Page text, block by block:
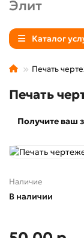
Каталог
Печать
Печать
Получите ваш
Наличие
В наличии